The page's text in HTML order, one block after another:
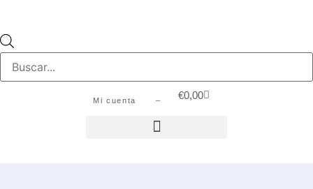
Mi cuenta – €0,00